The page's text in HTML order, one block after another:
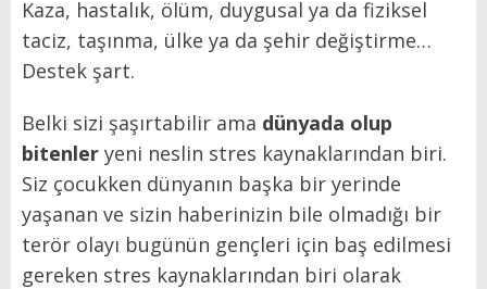
Kaza, hastalık, ölüm, duygusal ya da fiziksel
taciz, taşınma, ülke ya da şehir değiştirme…
Destek şart.
Belki sizi şaşırtabilir ama dünyada olup
bitenler yeni neslin stres kaynaklarından biri.
Siz çocukken dünyanın başka bir yerinde
yaşanan ve sizin haberinizin bile olmadığı bir
terör olayı bugünün gençleri için baş edilmesi
gereken stres kaynaklarından biri olarak